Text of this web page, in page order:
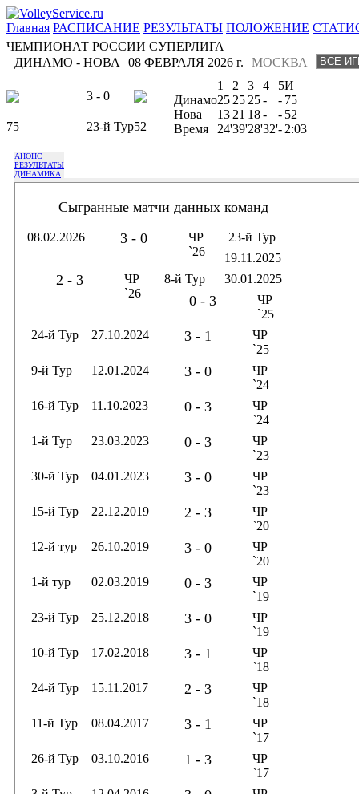
Главная РАСПИСАНИЕ РЕЗУЛЬТАТЫ ПОЛОЖЕНИЕ
ЧЕМПИОНАТ РОССИИ СУПЕРЛИГА
ДИНАМО - НОВА
МОСКВА
08 ФЕВРАЛЯ 2026 г.
3 - 0
75 23-й Тур52
1 2 3 4 5И
Динамо25 25 25- - 75
Нова
13 21 18- - 52
Время
24'39'28'32'- 2:03
АНОНС
РЕЗУЛЬТАТЫ
ДИНАМИКА
Сыгранные матчи данных команд
08.02.2026 3 - 0
ЧР
`26
23-й Тур
19.11.2025
2 - 3
ЧР
`26
8-й Тур 30.01.2025
0 - 3
ЧР
`25
24-й Тур
27.10.2024 3 - 1
ЧР
`25
9-й Тур
12.01.2024 3 - 0
ЧР
`24
16-й Тур
11.10.2023 0 - 3
ЧР
`24
1-й Тур
23.03.2023 0 - 3
ЧР
`23
30-й Тур
04.01.2023 3 - 0
ЧР
`23
15-й Тур
22.12.2019 2 - 3
ЧР
`20
12-й тур
26.10.2019 3 - 0
ЧР
`20
1-й тур
02.03.2019 0 - 3
ЧР
`19
23-й Тур
25.12.2018 3 - 0
ЧР
`19
10-й Тур
17.02.2018 3 - 1
ЧР
`18
24-й Тур
15.11.2017 2 - 3
ЧР
`18
11-й Тур
08.04.2017 3 - 1
ЧР
`17
26-й Тур
03.10.2016 1 - 3
ЧР
`17